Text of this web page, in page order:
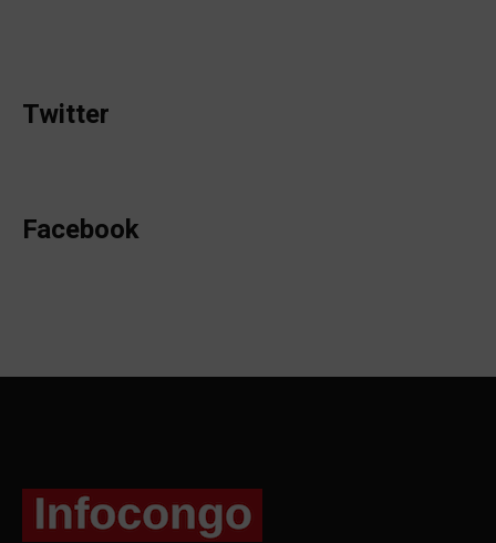
Twitter
Facebook